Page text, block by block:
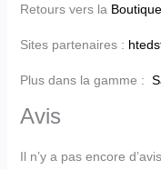
Retours vers la Boutique
Sites partenaires :
Plus dans la gamme :
Avis
Il n’y a pas encore d’avis.